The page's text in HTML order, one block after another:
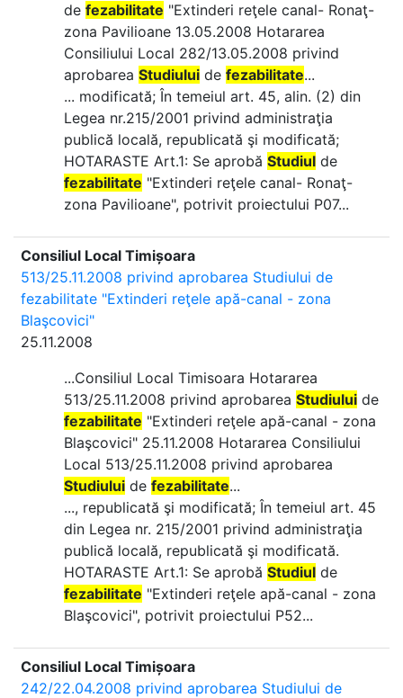
de fezabilitate "Extinderi reţele canal- Ronaţ-
zona Pavilioane 13.05.2008 Hotararea
Consiliului Local 282/13.05.2008 privind
aprobarea Studiului de fezabilitate...
... modificată; În temeiul art. 45, alin. (2) din
Legea nr.215/2001 privind administraţia
publică locală, republicată şi modificată;
HOTARASTE Art.1: Se aprobă Studiul de
fezabilitate "Extinderi reţele canal- Ronaţ-
zona Pavilioane", potrivit proiectului P07...
Consiliul Local Timișoara
513/25.11.2008 privind aprobarea Studiului de
fezabilitate "Extinderi reţele apă-canal - zona
Blaşcovici"
25.11.2008
...Consiliul Local Timisoara Hotararea
513/25.11.2008 privind aprobarea Studiului de
fezabilitate "Extinderi reţele apă-canal - zona
Blaşcovici" 25.11.2008 Hotararea Consiliului
Local 513/25.11.2008 privind aprobarea
Studiului de fezabilitate...
..., republicată şi modificată; În temeiul art. 45
din Legea nr. 215/2001 privind administraţia
publică locală, republicată şi modificată.
HOTARASTE Art.1: Se aprobă Studiul de
fezabilitate "Extinderi reţele apă-canal - zona
Blaşcovici", potrivit proiectului P52...
Consiliul Local Timișoara
242/22.04.2008 privind aprobarea Studiului de